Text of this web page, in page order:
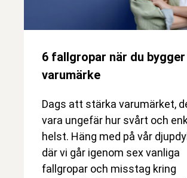
6 fallgropar när du bygger
varumärke
Dags att stärka varumärket,
vara ungefär hur svårt och
helst. Häng med på vår
där vi går igenom sex vanliga
fallgropar och misstag kring